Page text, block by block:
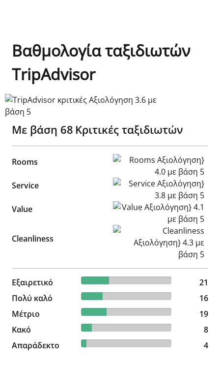
Βαθμολογία ταξιδιωτών
TripAdvisor
TripAdvisor κριτικές Αξιολόγηση 3.6 με βάση 5
Με βάση 68 Κριτικές ταξιδιωτών
Rooms Rooms Αξιολόγηση} 4.0 με
Service Service Αξιολόγηση} 3.8 με
Value Value Αξιολόγηση} 4.1 με
Cleanliness
Cleanliness Αξιολόγηση}
Εξαιρετικό 30.88% reviewed Εξαιρετικό
21 reviews
21
Πολύ καλό
23.53% reviewed Πολύ καλό
16 reviews
16
Μέτριο
27.94% reviewed Μέτριο
19 reviews
19
Κακό
11.76% reviewed Κακό
8 reviews
8
Απαράδεκτο
5.88% reviewed Απαράδεκτο
4 reviews 4